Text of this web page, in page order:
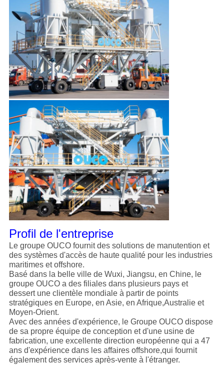
Profil de l'entreprise
Le groupe OUCO fournit des solutions de manutention et
des systèmes d'accès de haute qualité pour les industries
maritimes et offshore.
Basé dans la belle ville de Wuxi, Jiangsu, en Chine, le
groupe OUCO a des filiales dans plusieurs pays et
dessert une clientèle mondiale à partir de points
stratégiques en Europe, en Asie, en Afrique,Australie et
Moyen-Orient.
Avec des années d'expérience, le Groupe OUCO dispose
de sa propre équipe de conception et d'une usine de
fabrication, une excellente direction européenne qui a 47
ans d'expérience dans les affaires offshore,qui fournit
également des services après-vente à l'étranger.